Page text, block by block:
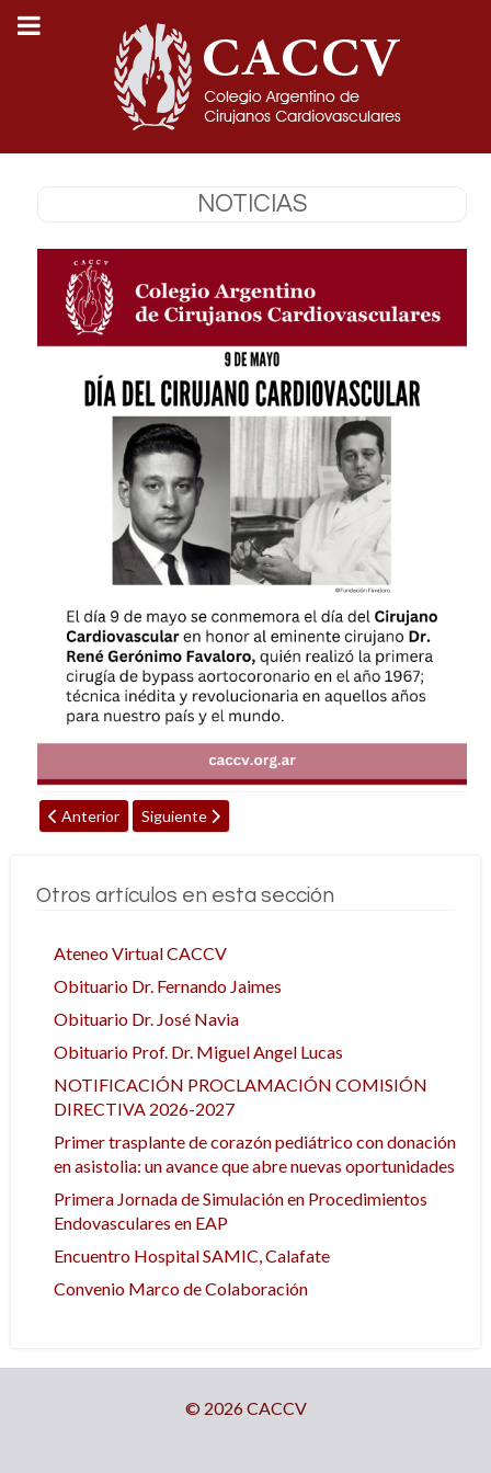
NOTICIAS
Artículo anterior: Obituario Dr. José Navia
Anterior Artículo siguiente: Obituario Prof. Dr. Miguel Angel
Siguiente
Otros artículos en esta sección
Ateneo Virtual CACCV
Obituario Dr. Fernando Jaimes
Obituario Dr. José Navia
Obituario Prof. Dr. Miguel Angel Lucas
NOTIFICACIÓN PROCLAMACIÓN COMISIÓN
DIRECTIVA 2026-2027
Primer trasplante de corazón pediátrico con donación
en asistolia: un avance que abre nuevas oportunidades
Primera Jornada de Simulación en Procedimientos
Endovasculares en EAP
Encuentro Hospital SAMIC, Calafate
Convenio Marco de Colaboración
© 2026 CACCV